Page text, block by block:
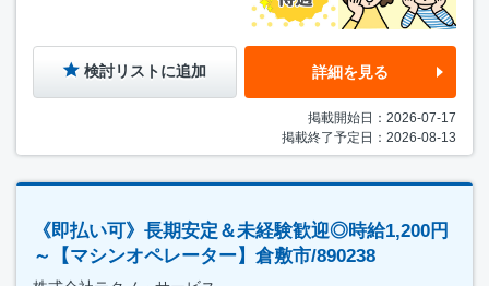
検討リストに追加 詳細を見る
掲載開始日：2026-07-17
掲載終了予定日：2026-08-13
《即払い可》長期安定＆未経験歓迎◎時給1,200円
～【マシンオペレーター】倉敷市/890238